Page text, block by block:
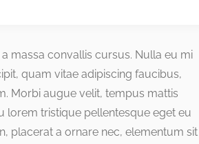
massa convallis cursus. Nulla eu mi
quam vitae adipiscing faucibus,
Morbi augue velit, tempus mattis
lorem tristique pellentesque eget eu
placerat a ornare nec, elementum sit